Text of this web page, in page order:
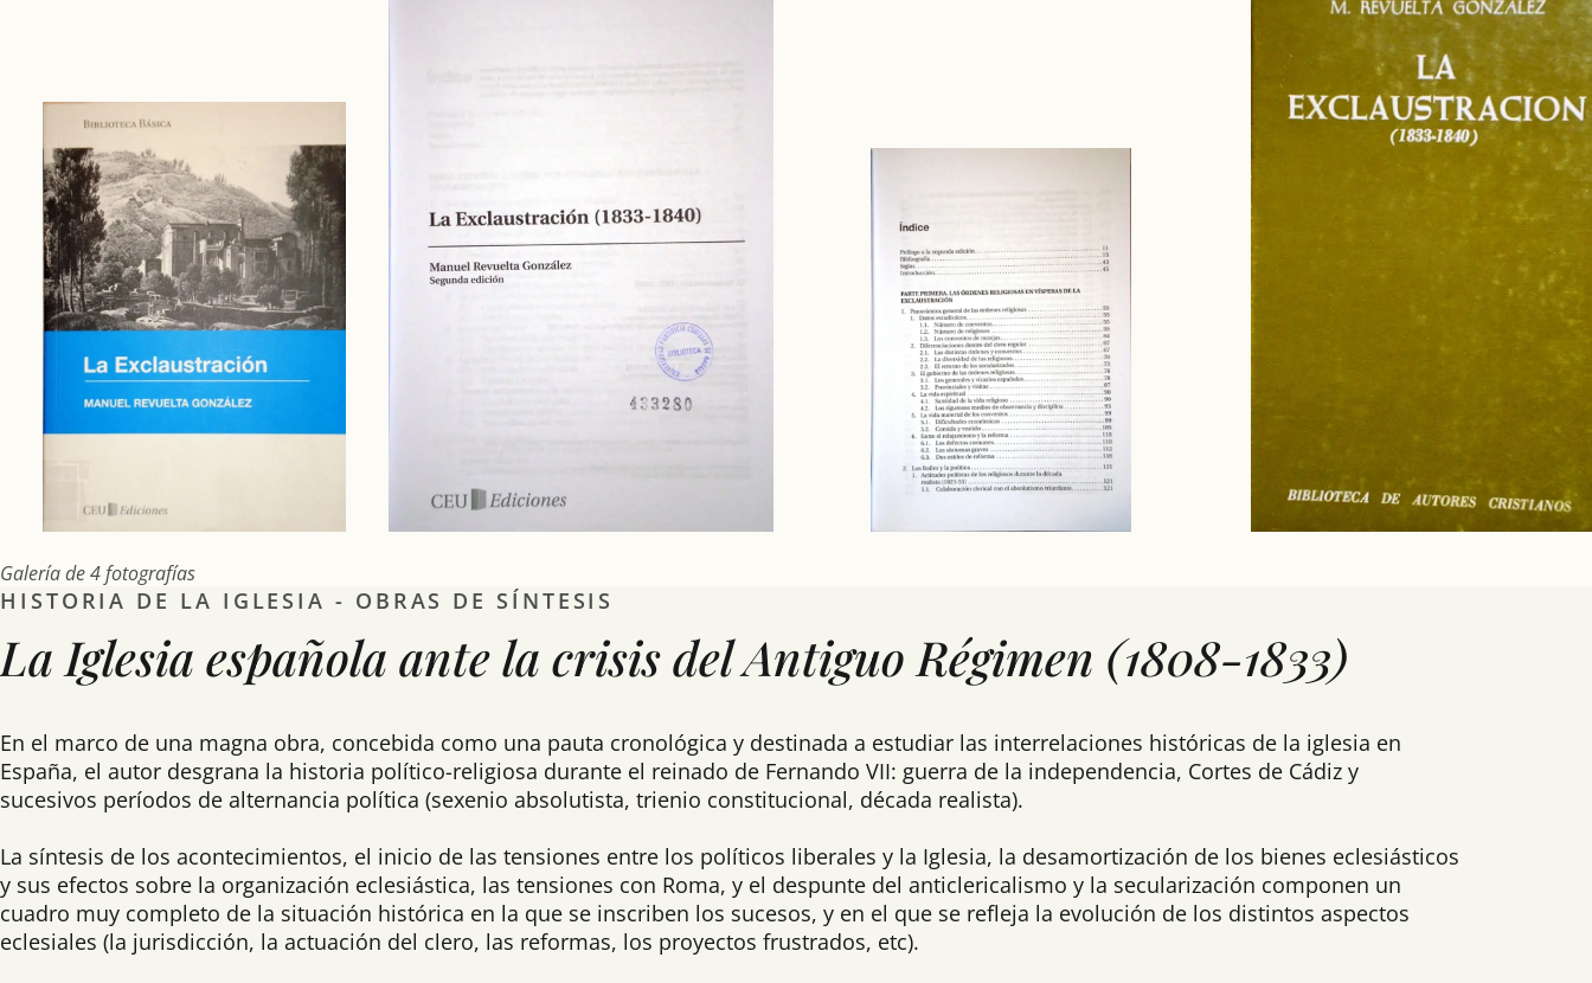
Galería de 4 fotografías
HISTORIA DE LA IGLESIA - OBRAS DE SÍNTESIS
La Iglesia española ante la crisis del Antiguo Régimen (1808-1833)
En el marco de una magna obra, concebida como una pauta cronológica y destinada a estudiar las interrelaciones históricas de la iglesia en
España, el autor desgrana la historia político-religiosa durante el reinado de Fernando VII: guerra de la independencia, Cortes de Cádiz y
sucesivos períodos de alternancia política (sexenio absolutista, trienio constitucional, década realista).
La síntesis de los acontecimientos, el inicio de las tensiones entre los políticos liberales y la Iglesia, la desamortización de los bienes eclesiásticos
y sus efectos sobre la organización eclesiástica, las tensiones con Roma, y el despunte del anticlericalismo y la secularización componen un
cuadro muy completo de la situación histórica en la que se inscriben los sucesos, y en el que se refleja la evolución de los distintos aspectos
eclesiales (la jurisdicción, la actuación del clero, las reformas, los proyectos frustrados, etc).